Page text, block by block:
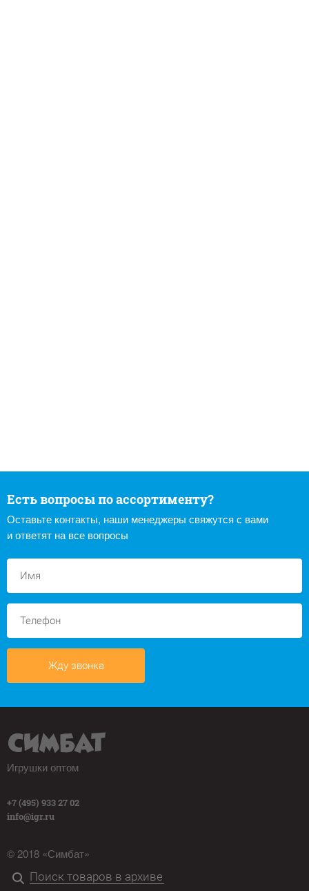
Есть вопросы по ассортименту?
Оставьте контакты, наши менеджеры свяжутся с вами
и ответят на все вопросы
Жду звонка
Игрушки оптом
+7 (495) 933 27 02
info@igr.ru
© 2018 «Симбат»